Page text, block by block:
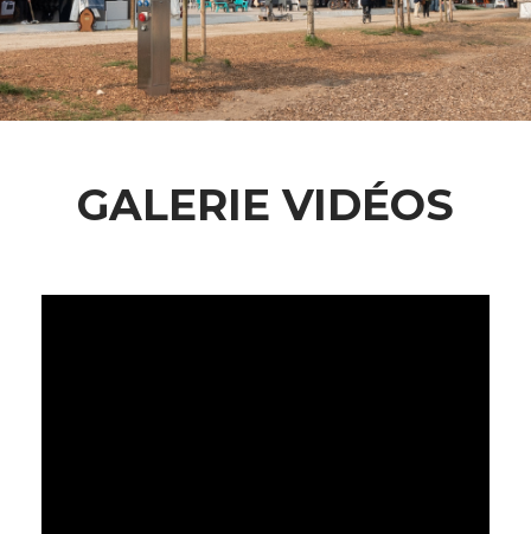
GALERIE VIDÉOS